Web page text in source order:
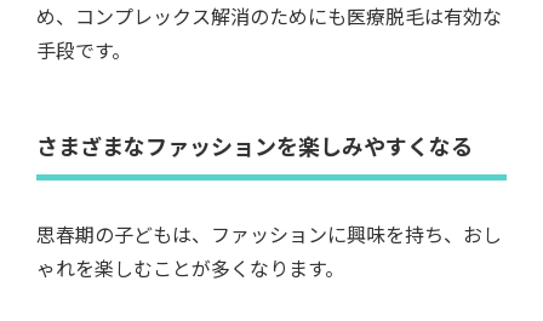
め、コンプレックス解消のためにも医療脱毛は有効な
手段です。
さまざまなファッションを楽しみやすくなる
思春期の子どもは、ファッションに興味を持ち、おし
ゃれを楽しむことが多くなります。